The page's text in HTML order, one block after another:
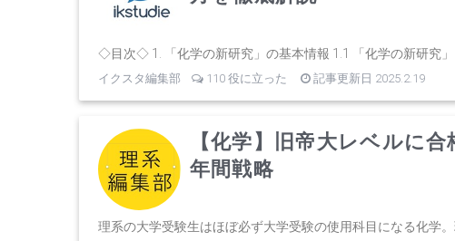
◇目次◇ 1. 「化学の新研究」の基本情報 1.1 「化学の新研究」
イクスタ編集部 110 役に立った 記事更新日 2025.2.19
【化学】旧帝大レベルに
年間戦略
理系の大学受験生はほぼ必ず大学受験の使用科目になる化学